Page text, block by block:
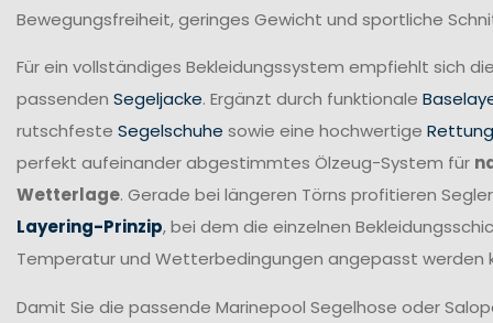
Bewegungsfreiheit, geringes Gewicht und sportliche
Für ein vollständiges Bekleidungssystem empfiehlt sich
passenden Segeljacke. Ergänzt durch funktionale
rutschfeste Segelschuhe sowie eine hochwertige
perfekt aufeinander abgestimmtes Ölzeug-System für
Wetterlage. Gerade bei längeren Törns profitieren
Layering-Prinzip, bei dem die einzelnen
Temperatur und Wetterbedingungen angepasst werden
Damit Sie die passende Marinepool Segelhose oder